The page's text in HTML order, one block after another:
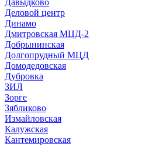
Давыдково
Деловой центр
Динамо
Дмитровская МЦД-2
Добрынинская
Долгопрудный МЦД
Домодедовская
Дубровка
ЗИЛ
Зорге
Зябликово
Измайловская
Калужская
Кантемировская